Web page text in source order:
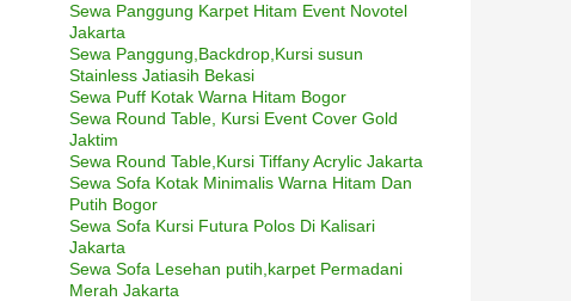
Sewa Panggung Karpet Hitam Event Novotel
Jakarta
Sewa Panggung,Backdrop,Kursi susun
Stainless Jatiasih Bekasi
Sewa Puff Kotak Warna Hitam Bogor
Sewa Round Table, Kursi Event Cover Gold
Jaktim
Sewa Round Table,Kursi Tiffany Acrylic Jakarta
Sewa Sofa Kotak Minimalis Warna Hitam Dan
Putih Bogor
Sewa Sofa Kursi Futura Polos Di Kalisari
Jakarta
Sewa Sofa Lesehan putih,karpet Permadani
Merah Jakarta